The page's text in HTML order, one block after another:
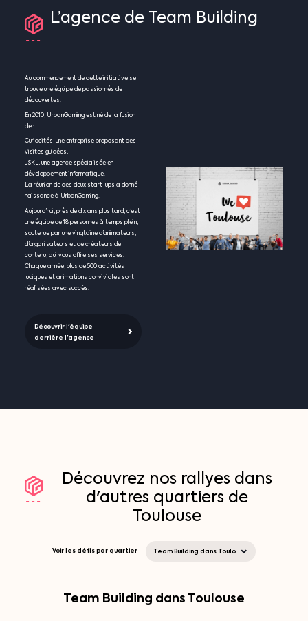
L’agence de Team Building
Au commencement de cette initiative se
trouve une équipe de passionnés de
découvertes.
En 2010, UrbanGaming est né de la fusion
de :
Curiocités, une entreprise proposant des
visites guidées,
JSKL, une agence spécialisée en
développement informatique.
La réunion de ces deux start-ups a donné
naissance à UrbanGaming.
Aujourd’hui, près de dix ans plus tard, c’est
une équipe de 18 personnes à temps plein,
soutenue par une vingtaine d’animateurs,
d’organisateurs et de créateurs de
contenu, qui vous offre ses services.
Chaque année, plus de 500 activités
ludiques et animations conviviales sont
réalisées avec succès.
Découvrir l'équipe
derrière l'agence
Découvrez nos rallyes dans
d'autres quartiers de
Toulouse
Voir les défis par quartier
Team Building dans Toulouse